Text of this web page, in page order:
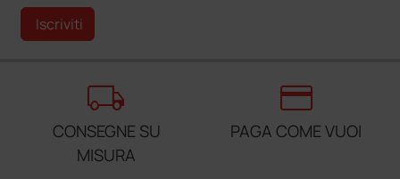
Iscriviti
local_shipping
CONSEGNE SU
MISURA
credit_card
PAGA COME VUOI